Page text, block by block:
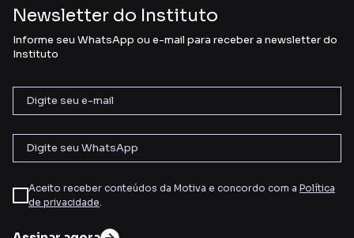
Newsletter do Instituto
Informe seu WhatsApp ou e-mail para receber a newsletter do
Instituto
Aceito receber conteúdos da Motiva e concordo com a Política
de privacidade